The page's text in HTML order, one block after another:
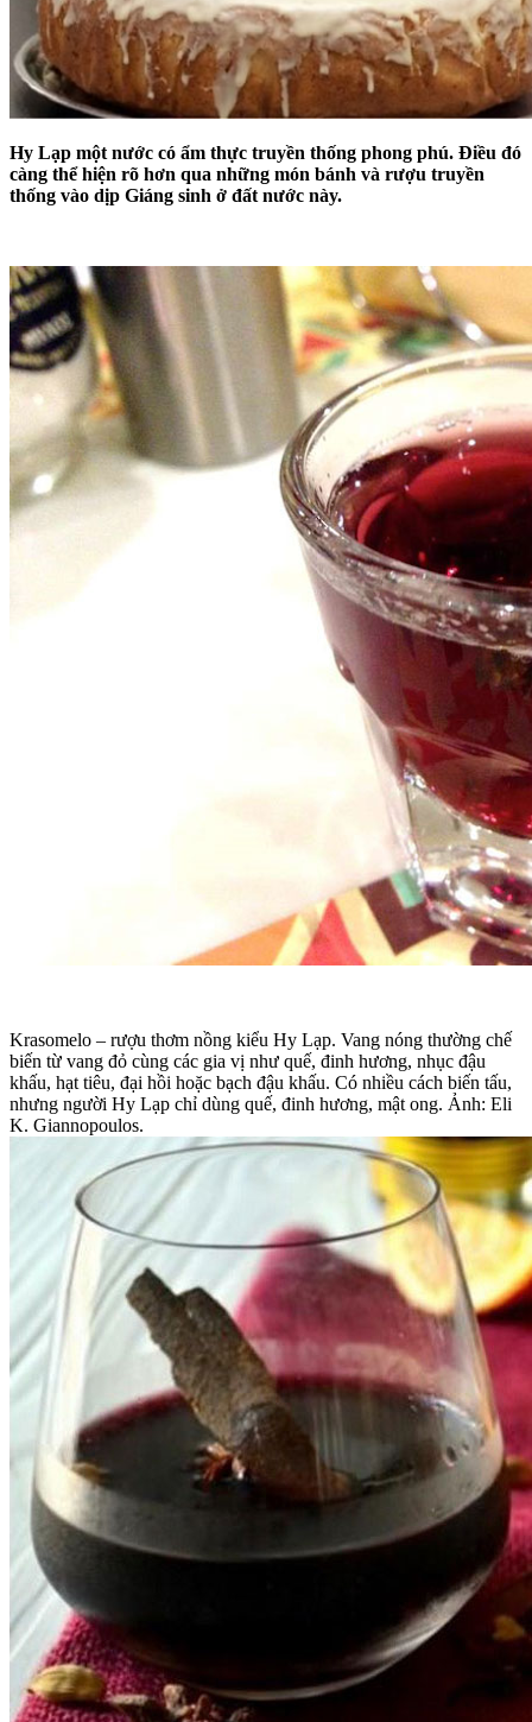
Hy Lạp một nước có ẩm thực truyền thống phong phú. Điều đó
càng thể hiện rõ hơn qua những món bánh và rượu truyền
thống vào dịp Giáng sinh ở đất nước này.
Krasomelo – rượu thơm nồng kiểu Hy Lạp. Vang nóng thường chế
biến từ vang đỏ cùng các gia vị như quế, đinh hương, nhục đậu
khấu, hạt tiêu, đại hồi hoặc bạch đậu khấu. Có nhiều cách biến tấu,
nhưng người Hy Lạp chỉ dùng quế, đinh hương, mật ong. Ảnh: Eli
K. Giannopoulos.